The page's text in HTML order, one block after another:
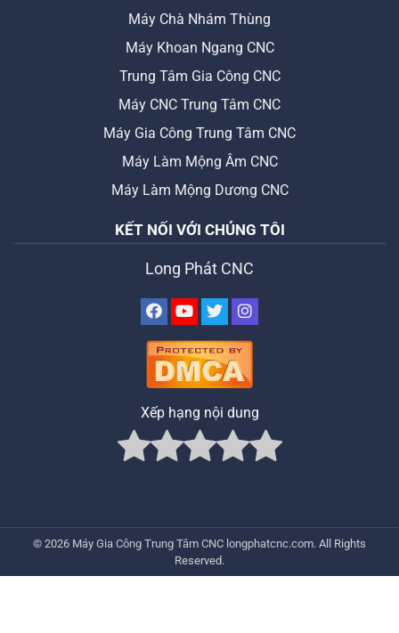
Máy Chà Nhám Thùng
Máy Khoan Ngang CNC
Trung Tâm Gia Công CNC
Máy CNC Trung Tâm CNC
Máy Gia Công Trung Tâm CNC
Máy Làm Mộng Âm CNC
Máy Làm Mộng Dương CNC
KẾT NỐI VỚI CHÚNG TÔI
Long Phát CNC
Xếp hạng nội dung
© 2026 Máy Gia Công Trung Tâm CNC longphatcnc.com. All Rights
Reserved.